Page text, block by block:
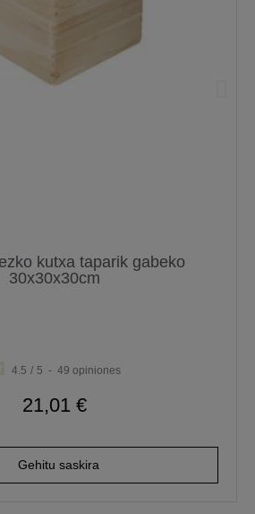
kutxa taparik gabeko
30x30x30cm
4.5 / 5 - 49 opiniones
21,01 €
Gehitu saskira